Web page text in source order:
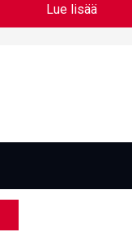
Lue lisää